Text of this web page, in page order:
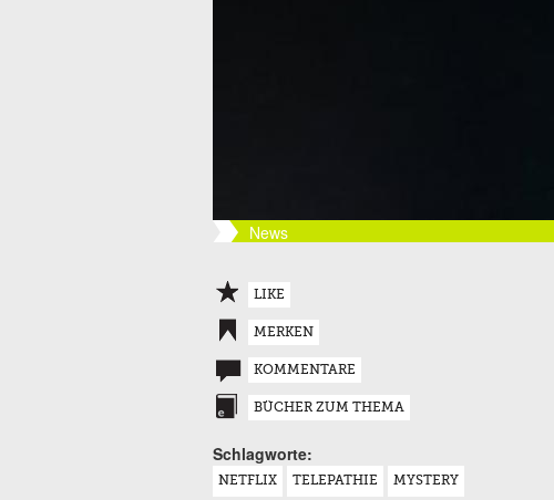
News
LIKE
MERKEN
KOMMENTARE
BÜCHER ZUM THEMA
Schlagworte:
NETFLIX TELEPATHIE MYSTERY